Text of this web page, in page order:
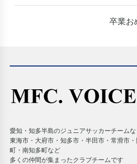
卒業お
愛知・知多半島のジュニアサッカーチーム
東海市・大府市・知多市・半田市・常滑市
町・南知多町など
多くの仲間が集まったクラブチームです